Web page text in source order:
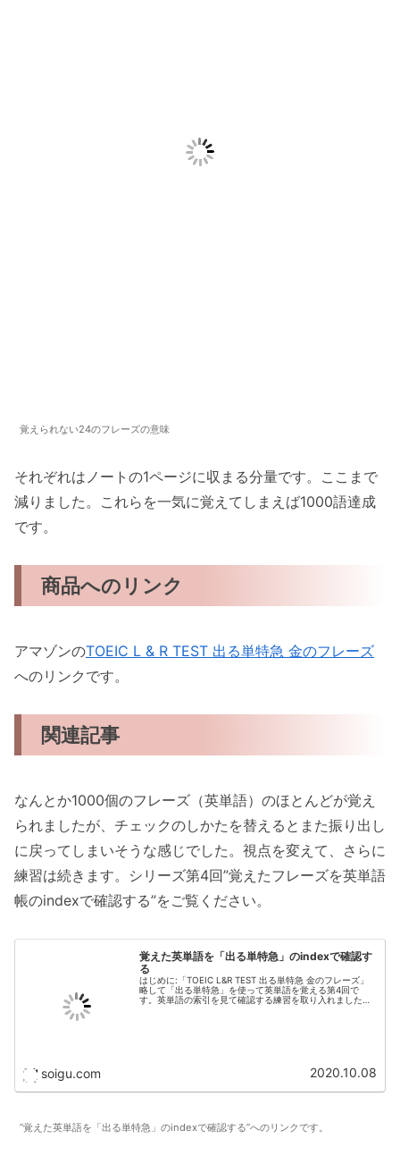
覚えられない24のフレーズの意味
それぞれはノートの1ページに収まる分量です。ここまで
減りました。これらを一気に覚えてしまえば1000語達成
です。
商品へのリンク
アマゾンのTOEIC L & R TEST 出る単特急 金のフレーズ
へのリンクです。
関連記事
なんとか1000個のフレーズ（英単語）のほとんどが覚え
られましたが、チェックのしかたを替えるとまた振り出し
に戻ってしまいそうな感じでした。視点を変えて、さらに
練習は続きます。シリーズ第4回”覚えたフレーズを英単語
帳のindexで確認する”をご覧ください。
覚えた英単語を「出る単特急」のindexで確認す
る
はじめに:「TOEIC L&R TEST 出る単特急 金のフレーズ」
略して「出る単特急」を使って英単語を覚える第4回で
す。英単語の索引を見て確認する練習を取り入れました。
soigu.com 2020.10.08
”覚えた英単語を「出る単特急」のindexで確認する”へのリンクです。